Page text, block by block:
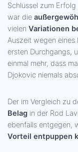
Schlüssel zum
war die
vielen Variationen
Auszeit wegen eines
ersten Durchgangs,
einmal mehr, dass
Djokovic niemals
Der im Vergleich zu
Belag in der Rod
ebenfalls entgegen,
Vorteil entpuppen